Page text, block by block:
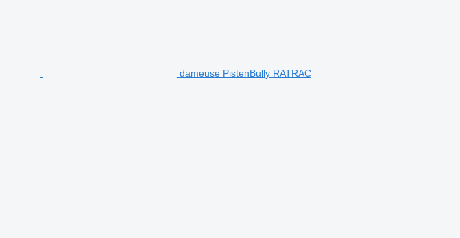
dameuse PistenBully RATRAC